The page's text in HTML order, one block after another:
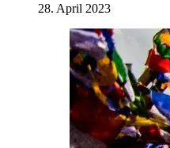
28. April 2023